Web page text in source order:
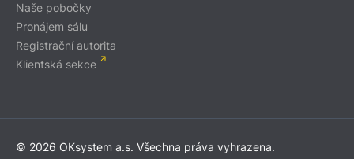
Naše pobočky
Pronájem sálu
Registrační autorita
Klientská sekce
© 2026 OKsystem a.s. Všechna práva vyhrazena.